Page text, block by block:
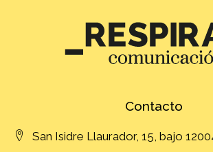
Contacto
San Isidre Llaurador, 15, bajo